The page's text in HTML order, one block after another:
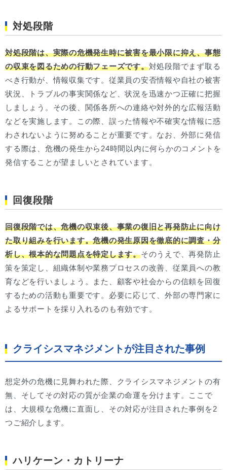
対処段階
対処段階は、実際の危機発生時に被害を最小限に抑え、事態
の収束を図るための行動フェーズです。対処段階でまず取る
べき行動が、情報収集です。従業員の安否情報や自社の被害
状況、トラブルの事実関係など、状況を迅速かつ正確に把握
しましょう。その後、関係各所への連絡や対外的な広報活動
などを実施します。この際、誤った情報や不確実な情報に惑
わされないように努めることが重要です。なお、外部に発信
する際は、危機の発生から24時間以内に何らかのコメントを
発信することが望ましいとされています。
回復段階
回復段階では、危機の収束後、事業の復旧と再発防止に向け
た取り組みを行います。危機の発生原因を徹底的に調査・分
析し、根本的な問題点を特定します。そのうえで、再発防止
策を策定し、組織体制や業務プロセスの改善、従業員への教
育などを行いましょう。また、顧客や社会からの信頼を回復
するための活動も重要です。必要に応じて、外部の専門家に
よるサポートを採り入れるのも有効です。
クライシスマネジメントが注目された事例
想定外の危機に見舞われた際、クライシスマネジメントの有
無、そしてその対応の質が企業の命運を分けます。ここで
は、大規模な危機に直面し、その対応が注目された事例を2
つご紹介します。
ハリケーン・カトリーナ